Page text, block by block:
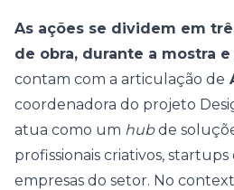
As ações se dividem em
de obra, durante a mostra
contam com a articulação de
coordenadora do projeto
atua como um hubde
profissionais criativos,
empresas do setor. No